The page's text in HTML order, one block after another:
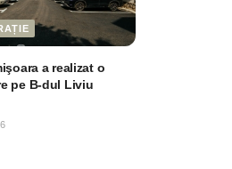
a realizat o
pe B-dul Liviu